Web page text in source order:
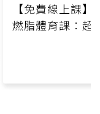
【免費線上課
燃脂體育課：超